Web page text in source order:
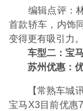
编辑点评：林
首款轿车，内饰
变得更有吸引力。
车型二：宝
苏州优惠：优
【常熟车城讯
宝马X3目前优惠